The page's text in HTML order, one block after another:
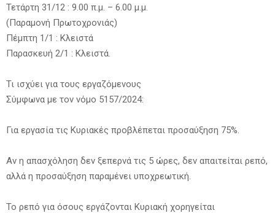
Τετάρτη 31/12 : 9.00 π.μ. – 6.00 μ.μ.
(Παραμονή Πρωτοχρονιάς)
Πέμπτη 1/1 : Κλειστά
Παρασκευή 2/1 : Κλειστά.
Τι ισχύει για τους εργαζόμενους
Σύμφωνα με τον νόμο 5157/2024:
Για εργασία τις Κυριακές προβλέπεται προσαύξηση 75%.
Αν η απασχόληση δεν ξεπερνά τις 5 ώρες, δεν απαιτείται ρεπό,
αλλά η προσαύξηση παραμένει υποχρεωτική.
Το ρεπό για όσους εργάζονται Κυριακή χορηγείται